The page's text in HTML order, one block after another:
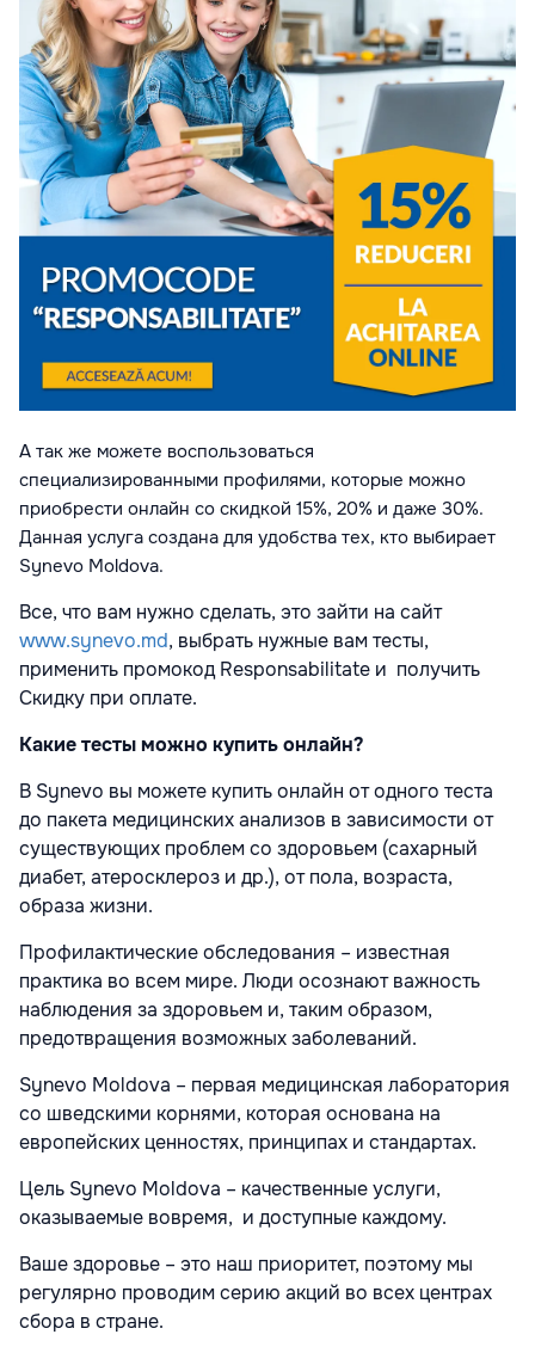
А так же можете воспользоваться
специализированными профилями, которые можно
приобрести онлайн со скидкой 15%, 20% и даже 30%.
Данная услуга создана для удобства тех, кто выбирает
Synevo Moldova.
Все, что вам нужно сделать, это зайти на сайт
www.synevo.md, выбрать нужные вам тесты,
применить промокод Responsabilitate и получить
Скидку при оплате.
Какие тесты можно купить онлайн?
В Synevo вы можете купить онлайн от одного теста
до пакета медицинских анализов в зависимости от
существующих проблем со здоровьем (сахарный
диабет, атеросклероз и др.), от пола, возраста,
образа жизни.
Профилактические обследования – известная
практика во всем мире. Люди осознают важность
наблюдения за здоровьем и, таким образом,
предотвращения возможных заболеваний.
Synevo Moldova – первая медицинская лаборатория
со шведскими корнями, которая основана на
европейских ценностях, принципах и стандартах.
Цель Synevo Moldova – качественные услуги,
оказываемые вовремя, и доступные каждому.
Ваше здоровье – это наш приоритет, поэтому мы
регулярно проводим серию акций во всех центрах
сбора в стране.